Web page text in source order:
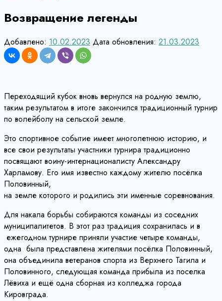
Возвращение легенды
Добавлено: 10.02.2023 Дата обновления: 21.03.2023
Переходящий кубок вновь вернулся на родную землю,
таким результатом в итоге закончился традиционный турнир
по волейболу на сельской земле.
Это спортивное событие имеет многолетнюю историю, и
все свои результаты участники турнира традиционно
посвящают воину-интернационалисту Александру
Харламову. Его имя известно каждому жителю посёлка
Половинный,
на земле которого и родились эти именные соревнования.
Для накала борьбы собираются команды из соседних
муниципалитетов. В этот раз традиция сохранилась и в
ежегодном турнире приняли участие четыре команды,
одна была представлена жителями посёлка Половинный,
она объединила ветеранов спорта из Верхнего Тагила и
Половинного, следующая команда прибыла из поселка
Лёвиха и ещё одна сборная из колледжа города
Кировграда.